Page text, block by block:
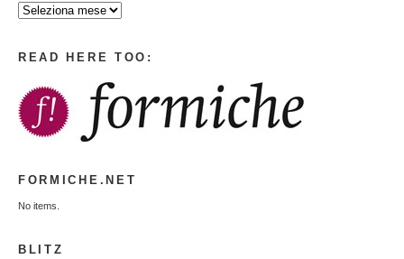
READ HERE TOO:
FORMICHE.NET
No items.
BLITZ